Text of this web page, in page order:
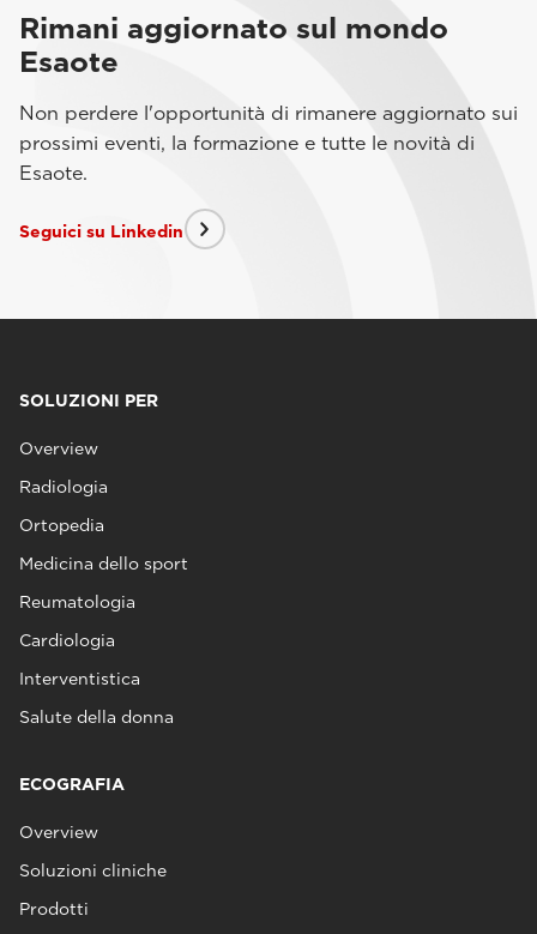
Rimani aggiornato sul mondo
Esaote
Non perdere l'opportunità di rimanere aggiornato sui
prossimi eventi, la formazione e tutte le novità di
Esaote.
Seguici su Linkedin
SOLUZIONI PER
Overview
Radiologia
Ortopedia
Medicina dello sport
Reumatologia
Cardiologia
Interventistica
Salute della donna
ECOGRAFIA
Overview
Soluzioni cliniche
Prodotti